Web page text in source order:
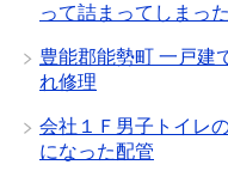
って詰まってしまった
豊能郡能勢町 一戸建
れ修理
会社１Ｆ男子トイレ
になった配管